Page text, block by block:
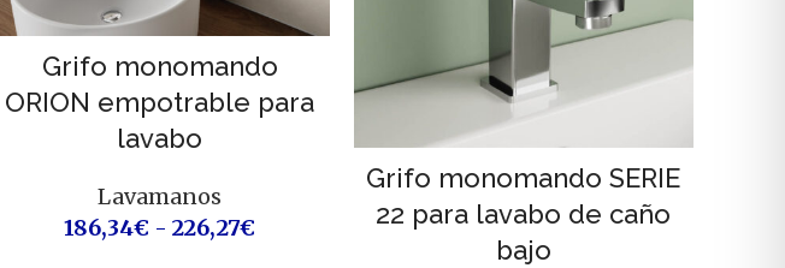
Grifo monomando
ORION empotrable para
lavabo
Lavamanos
186,34€ - 226,27€
Grifo monomando SERIE
22 para lavabo de caño
bajo